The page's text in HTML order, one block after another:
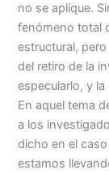
no se aplique.
fenómeno total
estructural,
del retiro de la
especularlo, y
En aquel tema
a los
dicho en el
estamos